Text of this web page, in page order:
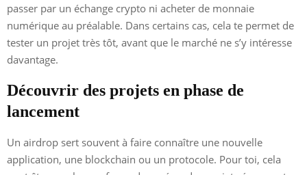
passer par un échange crypto ni acheter de monnaie
numérique au préalable. Dans certains cas, cela te permet de
tester un projet très tôt, avant que le marché ne s’y intéresse
davantage.
Découvrir des projets en phase de
lancement
Un airdrop sert souvent à faire connaître une nouvelle
application, une blockchain ou un protocole. Pour toi, cela